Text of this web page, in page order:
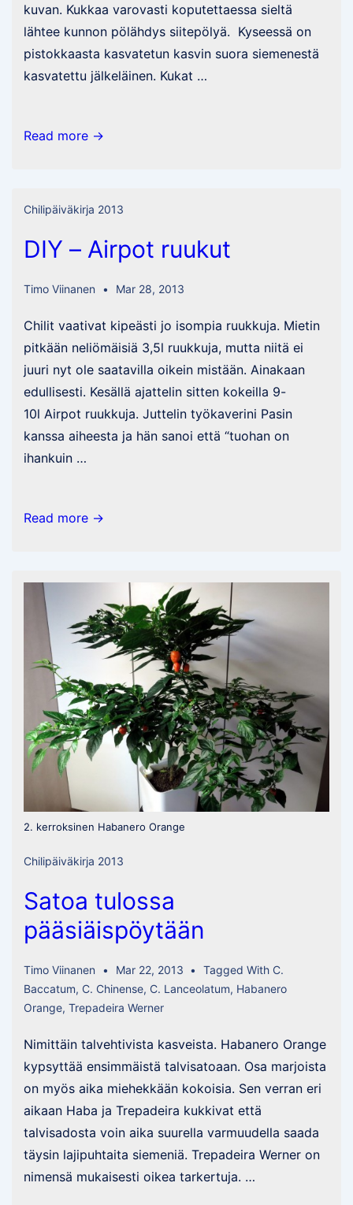
kuvan. Kukkaa varovasti koputettaessa sieltä
lähtee kunnon pölähdys siitepölyä. Kyseessä on
pistokkaasta kasvatetun kasvin suora siemenestä
kasvatettu jälkeläinen. Kukat …
Ulupica
Read more →
Chilipäiväkirja 2013
DIY – Airpot ruukut
Timo Viinanen Mar 28, 2013
Chilit vaativat kipeästi jo isompia ruukkuja. Mietin
pitkään neliömäisiä 3,5l ruukkuja, mutta niitä ei
juuri nyt ole saatavilla oikein mistään. Ainakaan
edullisesti. Kesällä ajattelin sitten kokeilla 9-
10l Airpot ruukkuja. Juttelin työkaverini Pasin
kanssa aiheesta ja hän sanoi että “tuohan on
ihankuin …
DIY
ruukut
Read more →
2. kerroksinen Habanero Orange
Chilipäiväkirja 2013
Satoa tulossa
pääsiäispöytään
Timo Viinanen Mar 22, 2013 Tagged With C.
Baccatum, C. Chinense, C. Lanceolatum, Habanero
Orange, Trepadeira Werner
Nimittäin talvehtivista kasveista. Habanero Orange
kypsyttää ensimmäistä talvisatoaan. Osa marjoista
on myös aika miehekkään kokoisia. Sen verran eri
aikaan Haba ja Trepadeira kukkivat että
talvisadosta voin aika suurella varmuudella saada
täysin lajipuhtaita siemeniä. Trepadeira Werner on
nimensä mukaisesti oikea tarkertuja. …